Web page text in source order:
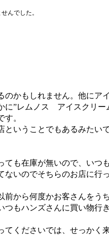
のかもしれません。他にア
に”レムノス アイスクリー
。
ということでもあるみたいで
ても在庫が無いので、いつ
ないのでそちらのお店に行
前から何度かお客さんをう
つもハンズさんに買い物行き
てくださいでは、せっかく